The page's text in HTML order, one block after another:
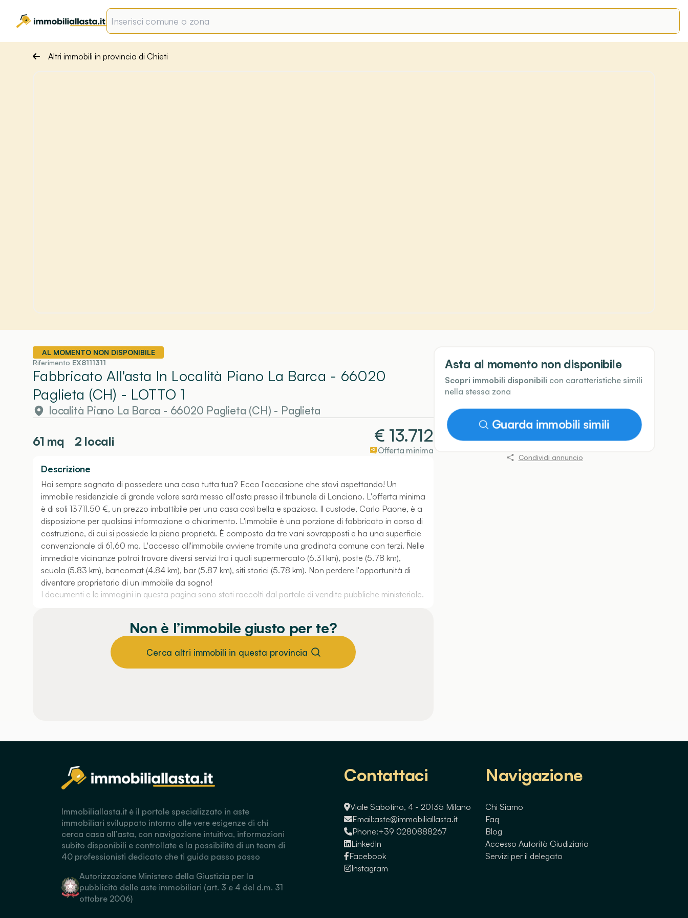
Altri immobili in provincia di Chieti
AL MOMENTO NON DISPONIBILE
Riferimento EX8111311
Fabbricato All'asta In Località Piano La Barca - 66020
Paglieta (CH) - LOTTO 1
località Piano La Barca - 66020 Paglieta (CH) - Paglieta
61 mq 2 locali € 13.712
Offerta minima
Descrizione
Hai sempre sognato di possedere una casa tutta tua? Ecco l'occasione che stavi aspettando! Un
immobile residenziale di grande valore sarà messo all'asta presso il tribunale di Lanciano. L'offerta minima
è di soli 13711.50 €, un prezzo imbattibile per una casa così bella e spaziosa. Il custode, Carlo Paone, è a
disposizione per qualsiasi informazione o chiarimento. L'immobile è una porzione di fabbricato in corso di
costruzione, di cui si possiede la piena proprietà. È composto da tre vani sovrapposti e ha una superficie
convenzionale di 61,60 mq. L'accesso all'immobile avviene tramite una gradinata comune con terzi. Nelle
immediate vicinanze potrai trovare diversi servizi tra i quali supermercato (6.31 km), poste (5.78 km),
scuola (5.83 km), bancomat (4.84 km), bar (5.87 km), siti storici (5.78 km). Non perdere l'opportunità di
diventare proprietario di un immobile da sogno!
I documenti e le immagini in questa pagina sono stati raccolti dal portale di vendite pubbliche ministeriale.
Non è l’immobile giusto per te?
Cerca altri immobili in questa provincia
Asta al momento non disponibile
Scopri immobili disponibili con caratteristiche simili
nella stessa zona
Guarda immobili simili
Condividi annuncio
Immobiliallasta.it è il portale specializzato in aste
immobiliari sviluppato intorno alle vere esigenze di chi
cerca casa all’asta, con navigazione intuitiva, informazioni
subito disponibili e controllate e la possibilità di un team di
40 professionisti dedicato che ti guida passo passo
Autorizzazione Ministero della Giustizia per la
pubblicità delle aste immobiliari (art. 3 e 4 del d.m. 31
ottobre 2006)
Contattaci
Viale Sabotino, 4 - 20135 Milano
Email:aste@immobiliallasta.it
Phone:+39 0280888267
LinkedIn
Facebook
Instagram
Navigazione
Chi Siamo
Faq
Blog
Accesso Autorità Giudiziaria
Servizi per il delegato